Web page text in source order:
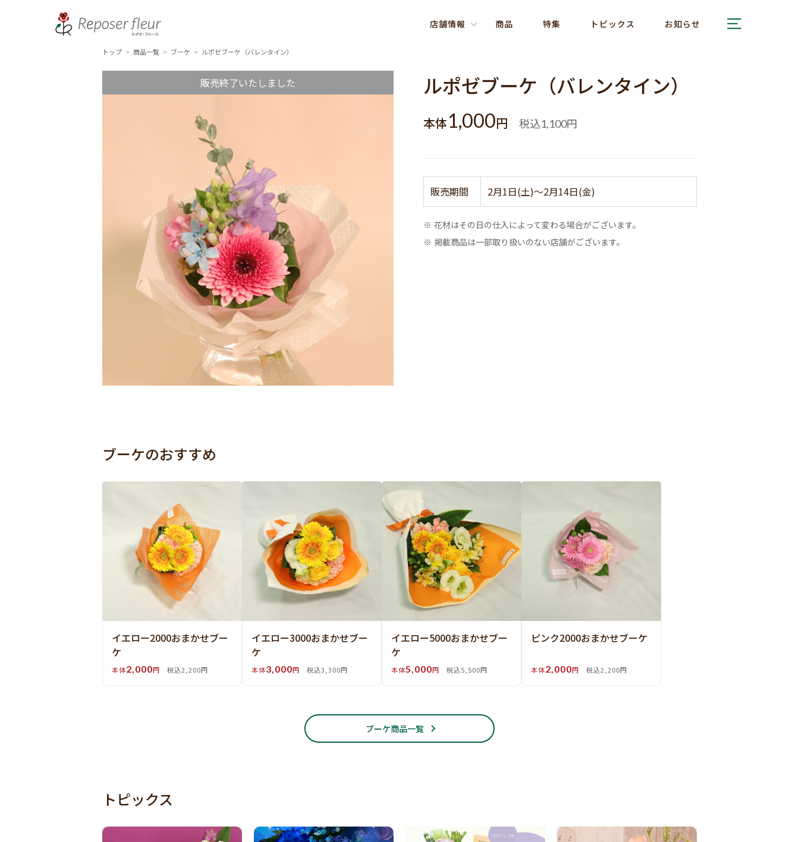
店舗情報 商品 特集 トピックス お知らせ
トップ > 商品一覧 > ブーケ > ルポゼブーケ（バレンタイン）
販売終了いたしました ルポゼブーケ（バレンタイン）
本体1,000円 税込1,100円
販売期間 2月1日(土)～2月14日(金)
※ 花材はその日の仕入によって変わる場合がございます。
※ 掲載商品は一部取り扱いのない店舗がございます。
ブーケのおすすめ
イエロー2000おまかせブー
ケ
本体2,000円 税込2,200円
イエロー3000おまかせブー
ケ
本体3,000円 税込3,300円
イエロー5000おまかせブー
ケ
本体5,000円 税込5,500円
ピンク2000おまかせブーケ
本体2,000円 税込2,200円
ブーケ商品一覧
トピックス